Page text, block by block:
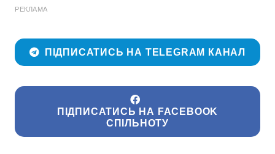
РЕКЛАМА
ПІДПИСАТИСЬ НА TELEGRAM КАНАЛ
ПІДПИСАТИСЬ НА FACEBOOK
СПІЛЬНОТУ